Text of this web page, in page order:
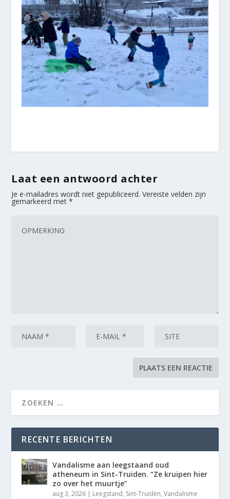
Laat een antwoord achter
Je e-mailadres wordt niet gepubliceerd. Vereiste velden zijn
gemarkeerd met*
RECENTE BERICHTEN
Vandalisme aan leegstaand oud
atheneum in Sint-Truiden. “Ze kruipen hier
zo over het muurtje”
aug 3, 2026 | Leegstand, Sint-Truiden,Vandalisme